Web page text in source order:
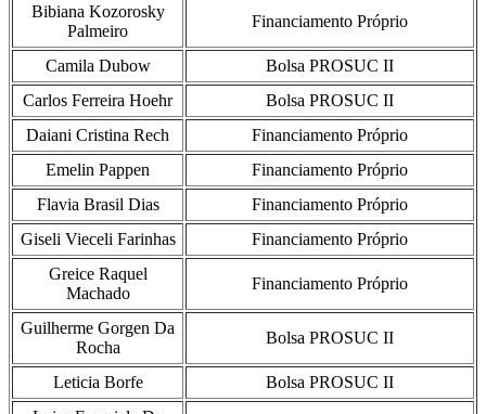
Bibiana Kozorosky
Palmeiro
Financiamento Próprio
Camila Dubow
Bolsa PROSUC II
Carlos Ferreira Hoehr
Bolsa PROSUC II
Daiani Cristina Rech
Financiamento Próprio
Emelin Pappen
Financiamento Próprio
Flavia Brasil Dias
Financiamento Próprio
Giseli Vieceli Farinhas
Financiamento Próprio
Greice Raquel
Machado
Financiamento Próprio
Guilherme Gorgen Da
Rocha
Bolsa PROSUC II
Leticia Borfe
Bolsa PROSUC II